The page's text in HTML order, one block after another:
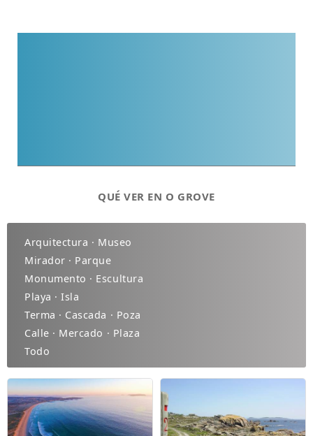
QUÉ VER EN O GROVE
Arquitectura · Museo
Mirador · Parque
Monumento · Escultura
Playa · Isla
Terma · Cascada · Poza
Calle · Mercado · Plaza
Todo